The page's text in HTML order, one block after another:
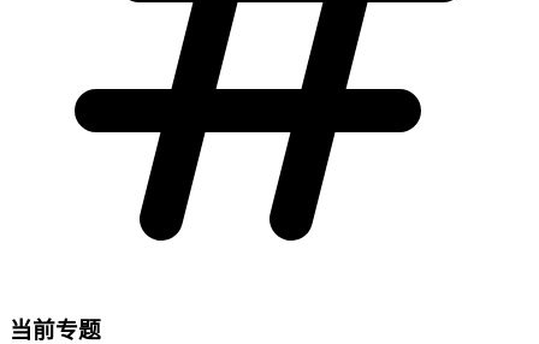
当前专题